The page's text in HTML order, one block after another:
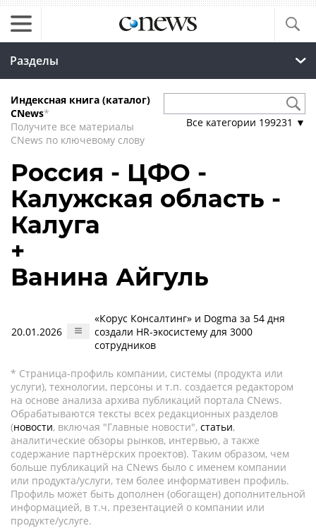
Разделы
Индексная книга (каталог)
CNews*
Получите все материалы
CNews по ключевому слову
Все категории 199231 ▼
Россия - ЦФО -
Калужская область -
Калуга
+
Ванина Айгуль
20.01.2026
«Корус Консалтинг» и Dogma за 54 дня
создали HR-экосистему для 3000
сотрудников
* Страница-профиль компании, системы (продукта или
услуги), технологии, персоны и т.п. создается редактором
на основе анализа архива публикаций портала CNews.
Обрабатываются тексты всех редакционных разделов
(новости, включая "Главные новости", статьи,
аналитические обзоры рынков, интервью, а также
содержание партнёрских проектов). Таким образом, чем
больше публикаций на CNews было с именем компании
или продукта/услуги, тем более информативен профиль.
Профиль может быть дополнен (обогащен) дополнительной
информацией, в т.ч. презентацией о компании или
продукте/услуге.